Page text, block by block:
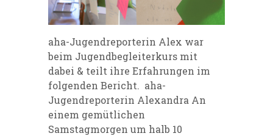
aha-Jugendreporterin Alex war
beim Jugendbegleiterkurs mit
dabei & teilt ihre Erfahrungen im
folgenden Bericht. aha-
Jugendreporterin Alexandra An
einem gemütlichen
Samstagmorgen um halb 10